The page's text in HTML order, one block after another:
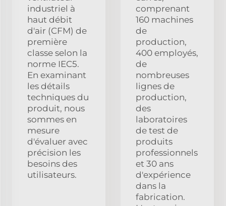
industriel à
haut débit
d'air (CFM) de
première
classe selon la
norme IEC5.
En examinant
les détails
techniques du
produit, nous
sommes en
mesure
d'évaluer avec
précision les
besoins des
utilisateurs.
comprenant
160 machines
de
production,
400 employés,
de
nombreuses
lignes de
production,
des
laboratoires
de test de
produits
professionnels
et 30 ans
d'expérience
dans la
fabrication.